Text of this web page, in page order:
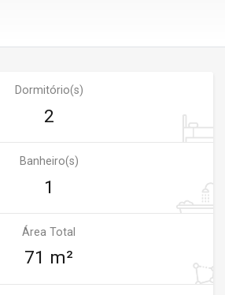
Dormitório(s)
2
Banheiro(s)
1
Área Total
71 m²